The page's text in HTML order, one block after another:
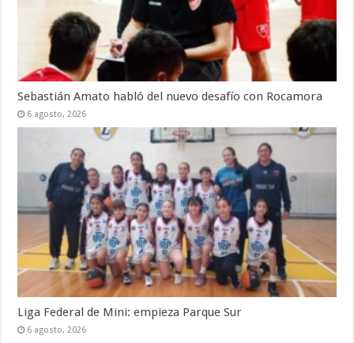
Sebastián Amato habló del nuevo desafío con Rocamora
6 agosto, 2026
Liga Federal de Mini: empieza Parque Sur
6 agosto, 2026